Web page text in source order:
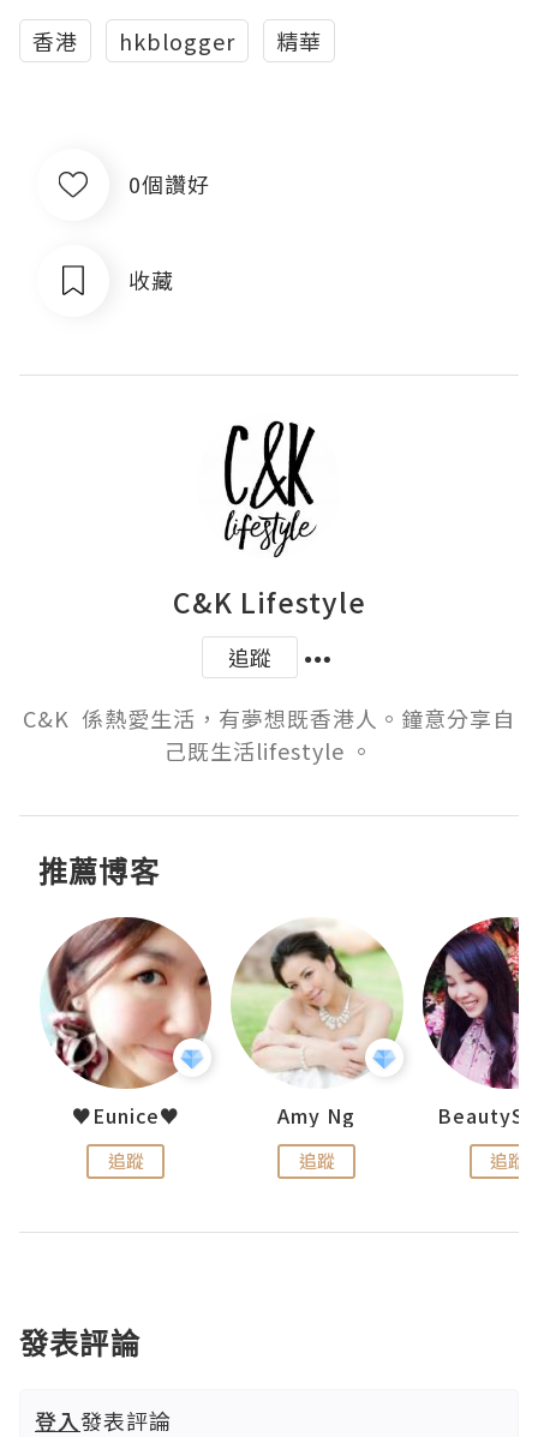
香港 hkblogger 精華
0個讚好
收藏
C&K Lifestyle
追蹤
C&K  係熱愛生活，有夢想既香港人。鐘意分享自
己既生活lifestyle 。
推薦博客
♥Eunice♥
追蹤
Amy Ng
追蹤 追蹤
發表評論
登入發表評論